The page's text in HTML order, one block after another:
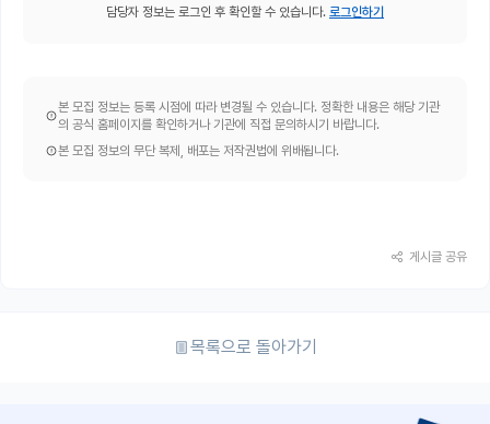
담당자 정보는 로그인 후 확인할 수 있습니다. 로그인하기
본 모집 정보는 등록 시점에 따라 변경될 수 있습니다. 정확한 내용은 해당 기관
의 공식 홈페이지를 확인하거나 기관에 직접 문의하시기 바랍니다.
본 모집 정보의 무단 복제, 배포는 저작권법에 위배됩니다.
게시글 공유
목록으로 돌아가기